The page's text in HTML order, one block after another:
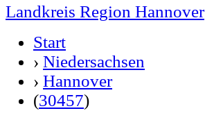
Landkreis Region Hannover
Start
› Niedersachsen
› Hannover
(30457)